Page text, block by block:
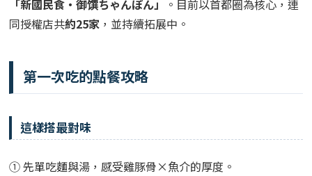
「新國民食・御馔ちゃんぽん」
。目前以首都圈為核心，連
同授權店共約25家 ，並持續拓展中。
第一次吃的點餐攻略
這樣搭最對味
① 先單吃麵與湯，感受雞豚骨×魚介的厚度。